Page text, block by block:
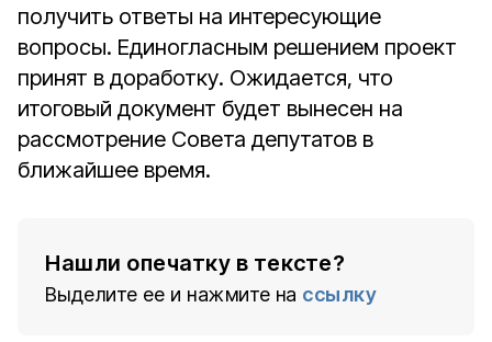
получить ответы на интересующие
вопросы. Единогласным решением проект
принят в доработку. Ожидается, что
итоговый документ будет вынесен на
рассмотрение Совета депутатов в
ближайшее время.
Нашли опечатку в тексте?
Выделите ее и нажмите на ссылку